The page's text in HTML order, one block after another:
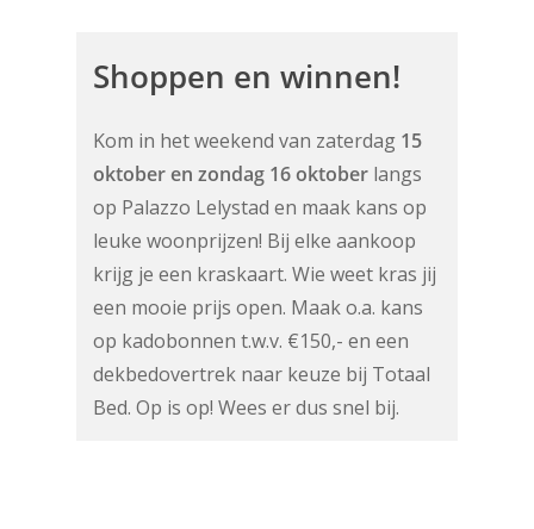
Shoppen en winnen!
Kom in het weekend van zaterdag 15
oktober en zondag 16 oktoberlangs
op Palazzo Lelystad en maak kans op
leuke woonprijzen! Bij elke aankoop
krijg je een kraskaart. Wie weet kras jij
een mooie prijs open. Maak o.a. kans
op kadobonnen t.w.v. €150,- en een
dekbedovertrek naar keuze bij Totaal
Bed. Op is op! Wees er dus snel bij.